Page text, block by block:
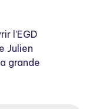
l’EGD
Julien
grande